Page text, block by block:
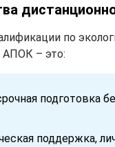
по
АПОК – это:
подготовка
поддержка,